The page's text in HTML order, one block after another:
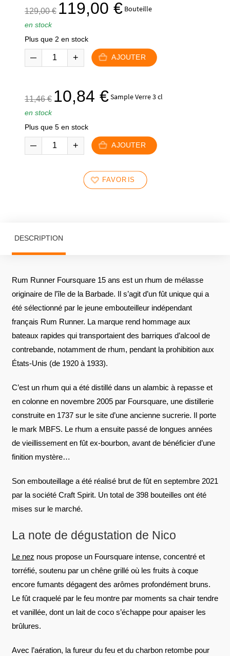
129,00€ prix
était :
129,00 €.
119,00 €prix
119,00 €.
Bouteille
en stock
Plus que 2 en stock
AJOUTER
11,46€
Le
prix
était :
11,46 €.
10,84 €Le
prix
10,84 €.
Sample Verre 3 cl
en stock
Plus que 5 en stock
AJOUTER
FAVORIS
DESCRIPTION
Rum Runner Foursquare 15 ans est un rhum de mélasse
originaire de l’île de la Barbade. Il s’agit d’un fût unique qui a
été sélectionné par le jeune embouteilleur indépendant
français Rum Runner. La marque rend hommage aux
bateaux rapides qui transportaient des barriques d’alcool de
contrebande, notamment de rhum, pendant la prohibition aux
États-Unis (de 1920 à 1933).
C’est un rhum qui a été distillé dans un alambic à repasse et
en colonne en novembre 2005 par Foursquare, une distillerie
construite en 1737 sur le site d’une ancienne sucrerie. Il porte
le mark MBFS. Le rhum a ensuite passé de longues années
de vieillissement en fût ex-bourbon, avant de bénéficier d’une
finition mystère…
Son embouteillage a été réalisé brut de fût en septembre 2021
par la société Craft Spirit. Un total de 398 bouteilles ont été
mises sur le marché.
La note de dégustation de Nico
Le nez nous propose un Foursquare intense, concentré et
torréfié, soutenu par un chêne grillé où les fruits à coque
encore fumants dégagent des arômes profondément bruns.
Le fût craquelé par le feu montre par moments sa chair tendre
et vanillée, dont un lait de coco s’échappe pour apaiser les
brûlures.
Avec l’aération, la fureur du feu et du charbon retombe pour